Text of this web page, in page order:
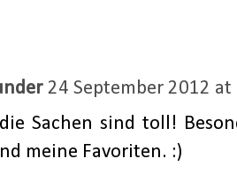
24 September 2012 at
Sachen sind toll!
meine Favoriten. :)